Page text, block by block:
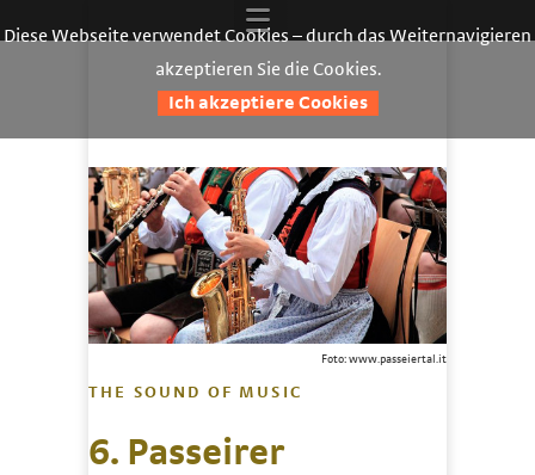
Foto: www.passeiertal.it
THE SOUND OF MUSIC
6. Passeirer
Diese Webseite verwendet Cookies – durch das Weiternavigieren
akzeptieren Sie die Cookies.
Ich akzeptiere Cookies